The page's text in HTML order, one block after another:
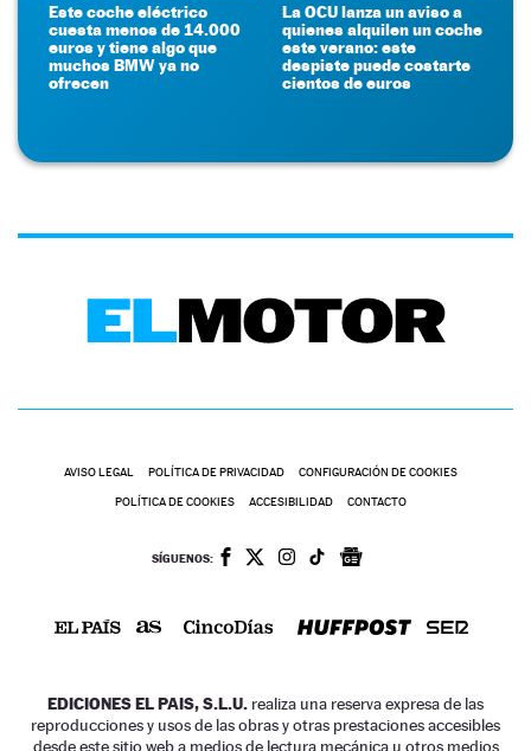
Este coche eléctrico
cuesta menos de 14.000
euros y tiene algo que
muchos BMW ya no
ofrecen
La OCU lanza un aviso a
quienes alquilen un coche
este verano: este
despiste puede costarte
cientos de euros
AVISO LEGAL POLÍTICA DE PRIVACIDAD CONFIGURACIÓN DE COOKIES
POLÍTICA DE COOKIES ACCESIBILIDAD CONTACTO
SÍGUENOS:
EDICIONES EL PAIS, S.L.U. realiza una reserva expresa de las
reproducciones y usos de las obras y otras prestaciones accesibles
desde este sitio web a medios de lectura mecánica u otros medios